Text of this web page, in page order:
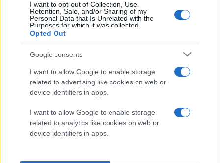
I want to opt-out of Collection, Use,
Retention, Sale, and/or Sharing of my
Personal Data that Is Unrelated with the
Purposes for which it was collected.
Opted Out
Google consents
I want to allow Google to enable storage
related to advertising like cookies on web or
device identifiers in apps.
I want to allow Google to enable storage
related to analytics like cookies on web or
device identifiers in apps.
Διαβάστε περισσότερα
Παρασκευή 07 Αυγ 2026, 21:22
ΠΑΟΚ: Χειρουργήθηκε
του Γάλλου από το
νοσοκομείο